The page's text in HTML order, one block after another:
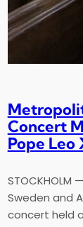
Concert
Pope Leo
Sweden and
concert held